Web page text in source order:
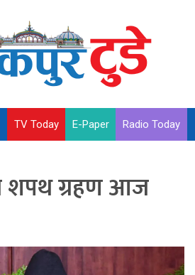
TV Today E-Paper Radio Today
शपथ ग्रहण आज